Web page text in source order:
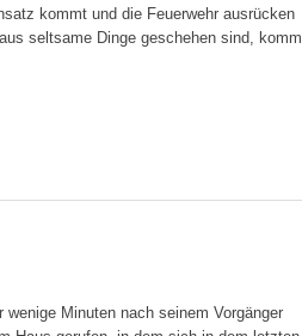
kommt und die Feuerwehr ausrücken
seltsame Dinge geschehen sind,
wenige Minuten nach seinem Vorgänger